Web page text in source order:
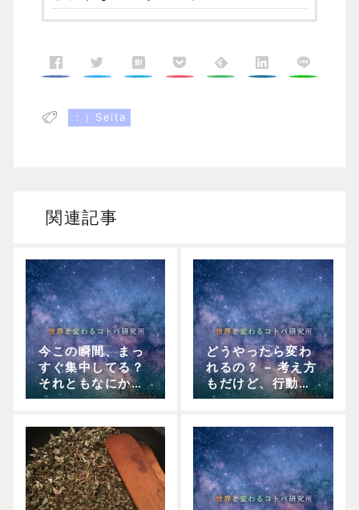
：）Seita
関連記事
今この瞬間、まっ
すぐ集中してる？
それともなにかに
追われてる？集中
どうやったら変わ
れるの？ − 考え方
もだけど、行動が
ドライブになる。